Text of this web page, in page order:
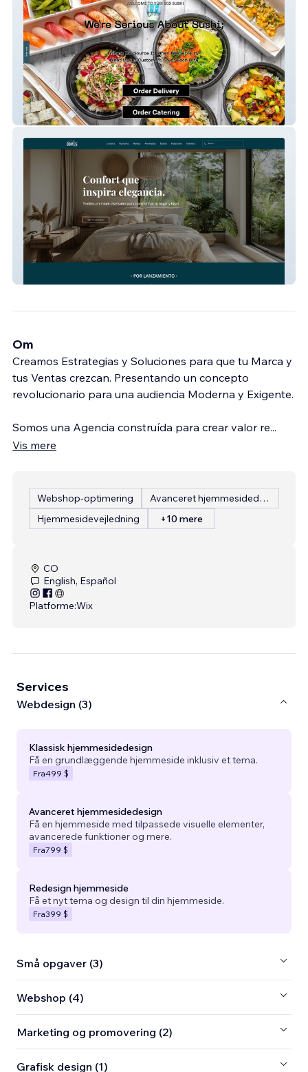
Yubi Box
Om
Creamos Estrategias y Soluciones para que tu Marca y
tus Ventas crezcan. Presentando un concepto
revolucionario para una audiencia Moderna y Exigente.
Somos una Agencia construída para crear valor re...
Vis mere
Webshop-optimering
Avanceret hjemmesidedesign
Hjemmesidevejledning
+10 mere
CO
English, Español
Platforme:Wix
Services
Webdesign (3)
Klassisk hjemmesidedesign
Få en grundlæggende hjemmeside inklusiv et tema.
Fra499 $
Avanceret hjemmesidedesign
Få en hjemmeside med tilpassede visuelle elementer,
avancerede funktioner og mere.
Fra799 $
Redesign hjemmeside
Få et nyt tema og design til din hjemmeside.
Fra399 $
Små opgaver (3)
Webshop (4)
Marketing og promovering (2)
Grafisk design (1)